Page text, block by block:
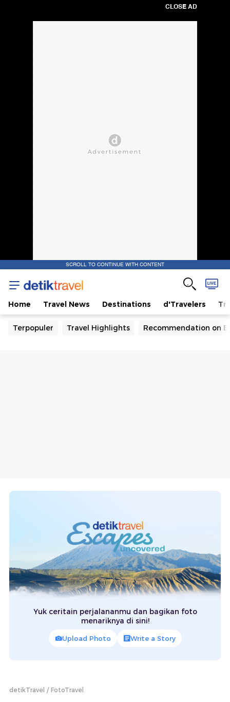
CLOSE AD
SCROLL TO CONTINUE WITH CONTENT
Home Travel News Destinations d'Travelers
Terpopuler Travel Highlights Recommendation on
Yuk ceritain perjalananmu dan bagikan foto
menariknya di sini!
Upload Photo Write a Story
detikTravel FotoTravel